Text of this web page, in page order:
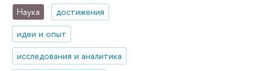
Наука
достижения
идеи и опыт
исследования и аналитика